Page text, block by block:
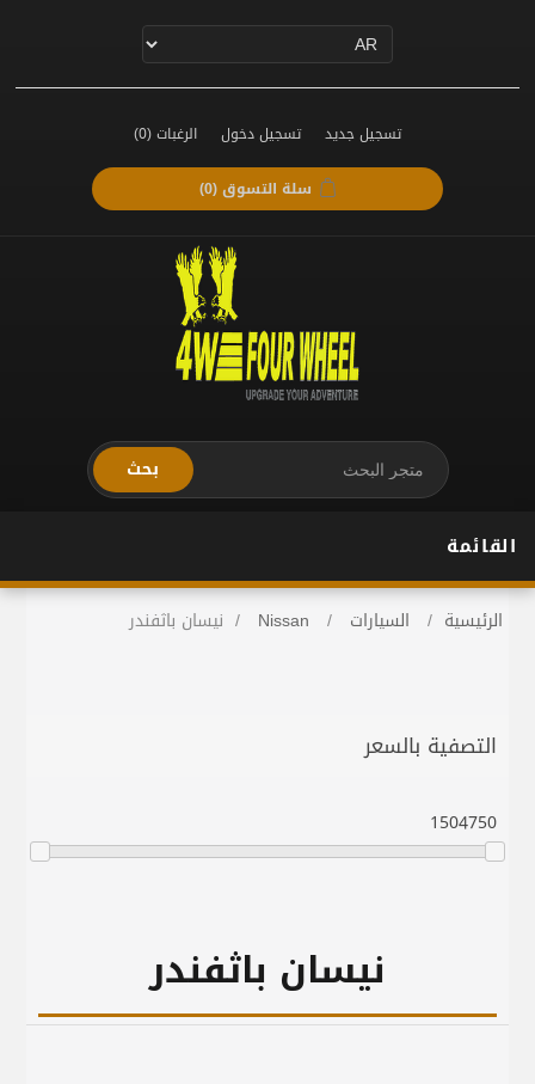
تسجيل جديد تسجيل دخول الرغبات(0)
سلة التسوق(0)
بحث
القائمة
الرئيسية / السيارات /
Nissan
/ نيسان باثفندر
التصفية بالسعر
1504750
نيسان باثفندر